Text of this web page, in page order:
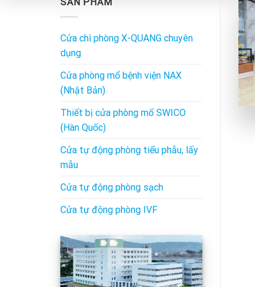
Cửa chì phòng X-QUANG chuyên
dụng
Cửa phòng mổ bệnh viện NAX
(Nhật Bản)
Thiết bị cửa phòng mổ SWICO
(Hàn Quốc)
Cửa tự động phòng tiểu phẫu, lấy
mẫu
Cửa tự động phòng sạch
Cửa tự động phòng IVF